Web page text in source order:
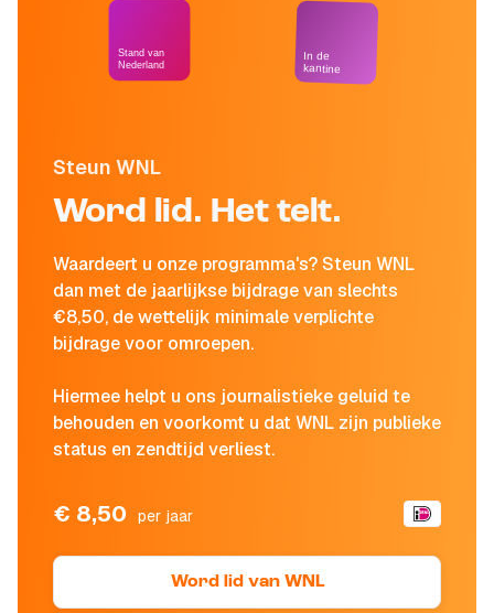
Steun WNL
Word lid. Het telt.
Waardeert u onze programma's? Steun WNL
dan met de jaarlijkse bijdrage van slechts
€8,50, de wettelijk minimale verplichte
bijdrage voor omroepen.
Hiermee helpt u ons journalistieke geluid te
behouden en voorkomt u dat WNL zijn publieke
status en zendtijd verliest.
€ 8,50 per jaar
Word lid van WNL
Stand van
Nederland
In de
kantine